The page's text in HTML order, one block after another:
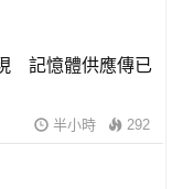
記憶體供應傳已
半小時 292